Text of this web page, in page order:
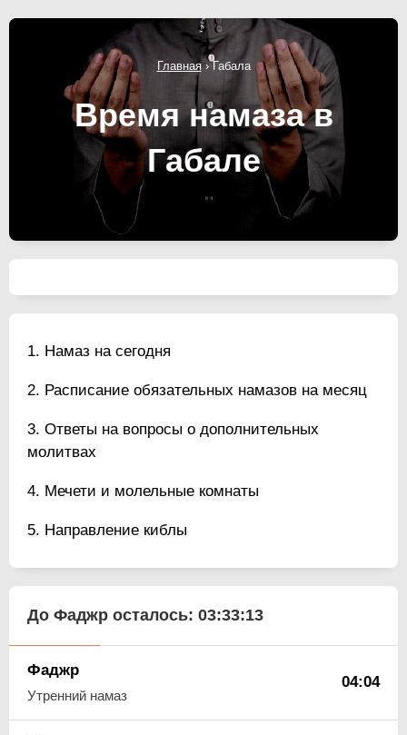
Главная›Габала
Время намаза в
Габале
Намаз на сегодня
Расписание обязательных намазов на месяц
Ответы на вопросы о дополнительных
молитвах
Мечети и молельные комнаты
Направление киблы
До Фаджр осталось: 03:33:13
Фаджр
Утренний намаз
04:04